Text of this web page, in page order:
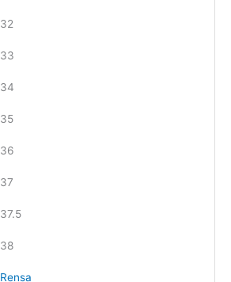
32
33
34
35
36
37
37.5
38
Rensa